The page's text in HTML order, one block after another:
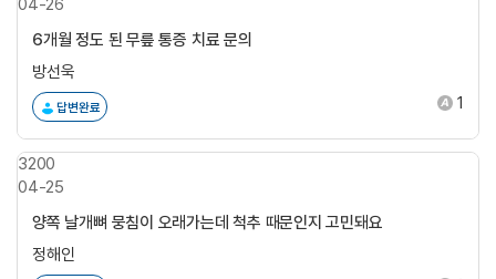
6개월 정도 된 무릎 통증 치료 문의
방선욱
답변완료 1
04-26
양쪽 날개뼈 뭉침이 오래가는데 척추 때문인지 고민돼요
정해인
3200
04-25